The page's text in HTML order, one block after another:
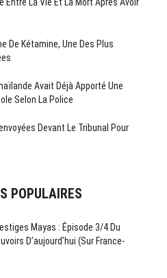
Entre La Vie Et La Mort Après Avoir
De Kétamine, Une Des Plus
Avait Déjà Apporté Une
Selon La Police
Devant Le Tribunal Pour
POPULAIRES
Mayas : Épisode 3/4 Du
D’aujourd’hui (sur France-